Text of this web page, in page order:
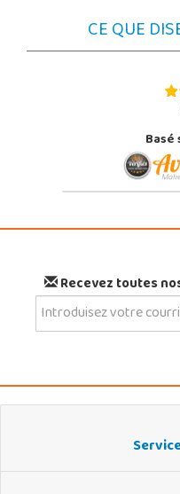
CE QUE
Basé
Recevez toutes